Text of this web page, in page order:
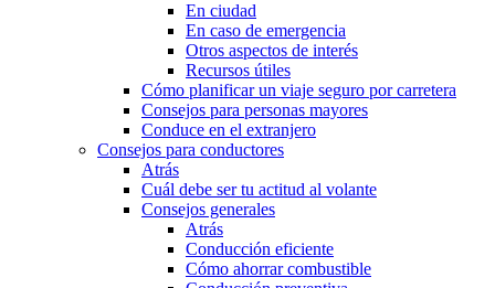
En ciudad
En caso de emergencia
Otros aspectos de interés
Recursos útiles
Cómo planificar un viaje seguro por carretera
Consejos para personas mayores
Conduce en el extranjero
Consejos para conductores
Atrás
Cuál debe ser tu actitud al volante
Consejos generales
Atrás
Conducción eficiente
Cómo ahorrar combustible